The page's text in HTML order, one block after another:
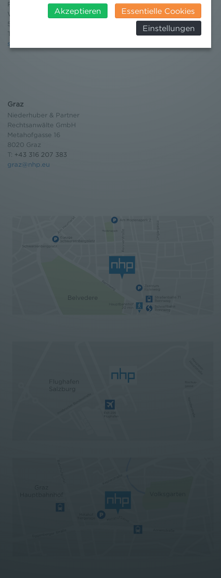
Rechtsanwälte GmbH
Wilhelm-Spazier-Straße 2a
5020 Salzburg
T:
salzburg@nhp.eu
Graz
Niederhuber & Partner
Rechtsanwälte GmbH
Metahofgasse 16
8020 Graz
T: +43 316 207 383
graz@nhp.eu
insbesondere das Risiko, dass ihre Daten durch US-
Behörden, zu Kontroll- und zu
Überwachungszwecken, verarbeitet werden und
werden können. Zudem finden Sie am
Akzeptieren
Essentielle Cookies
Einstellungen